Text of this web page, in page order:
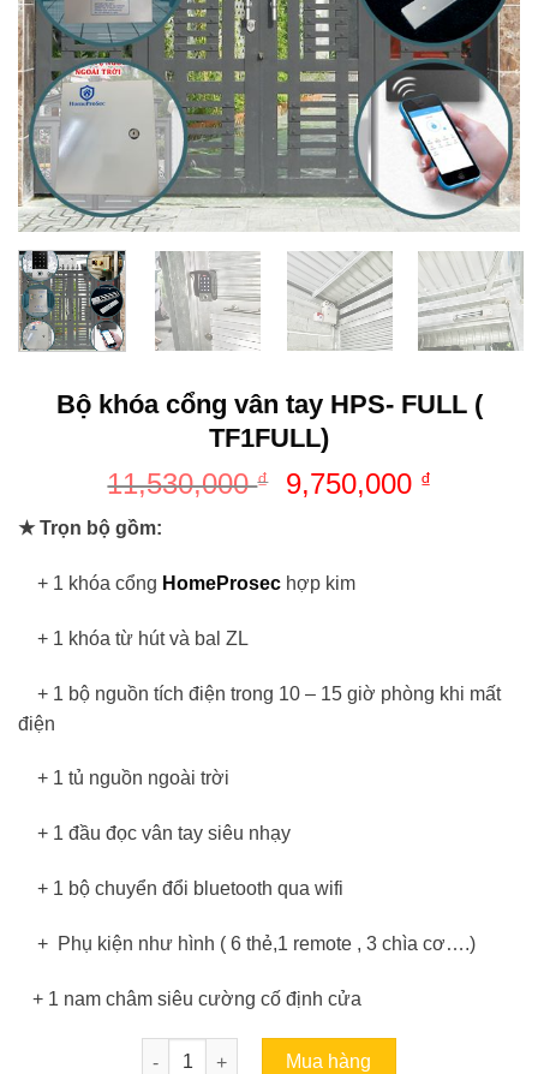
Bộ khóa cổng vân tay HPS- FULL (
TF1FULL)
11,530,000₫ 9,750,000 ₫
★ Trọn bộ gồm:
+ 1 khóa cổng HomeProsec hợp kim
+ 1 khóa từ hút và bal ZL
+ 1 bộ nguồn tích điện trong 10 – 15 giờ phòng khi mất
điện
+ 1 tủ nguồn ngoài trời
+ 1 đầu đọc vân tay siêu nhạy
+ 1 bộ chuyển đổi bluetooth qua wifi
+ Phụ kiện như hình ( 6 thẻ,1 remote , 3 chìa cơ….)
+ 1 nam châm siêu cường cố định cửa
Bộ khóa cổng vân tay HPS- FULL ( TF1FULL)
Mua hàng